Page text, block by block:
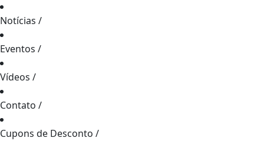
Notícias /
Eventos /
Vídeos /
Contato /
Cupons de Desconto /